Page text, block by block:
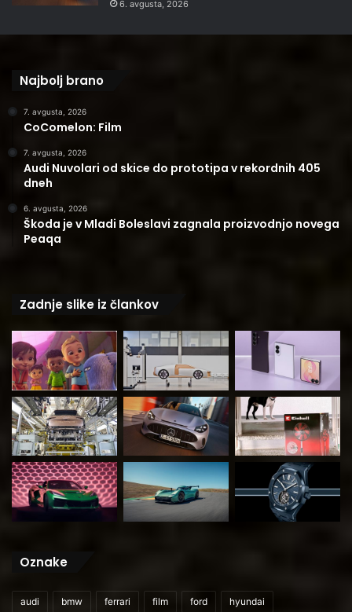
6. avgusta, 2026
Najbolj brano
7. avgusta, 2026
CoComelon: Film
7. avgusta, 2026
Audi Nuvolari od skice do prototipa v rekordnih 405
dneh
6. avgusta, 2026
Škoda je v Mladi Boleslavi zagnala proizvodnjo novega
Peaqa
Zadnje slike iz člankov
Oznake
audi bmw ferrari film ford hyundai